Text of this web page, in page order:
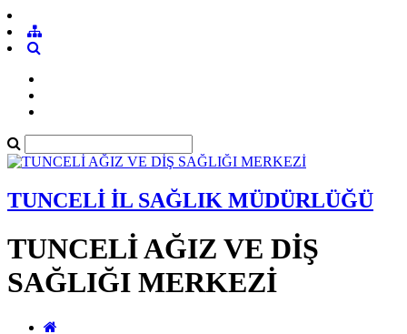
TUNCELİ İL SAĞLIK MÜDÜRLÜĞÜ
TUNCELİ AĞIZ VE DİŞ
SAĞLIĞI MERKEZİ